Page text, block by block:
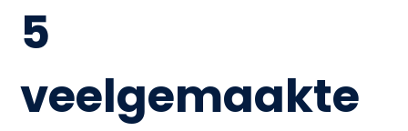
5
veelgemaakte